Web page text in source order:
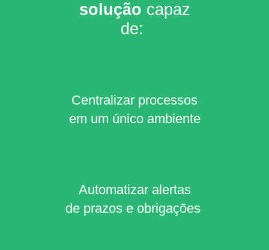
solução capaz
de:
Centralizar processos
em um único ambiente
Automatizar alertas
de prazos e obrigações